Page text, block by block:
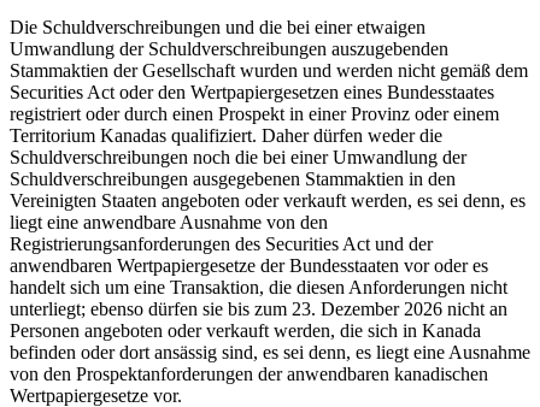
Die Schuldverschreibungen und die bei einer etwaigen
Umwandlung der Schuldverschreibungen auszugebenden
Stammaktien der Gesellschaft wurden und werden nicht gemäß dem
Securities Act oder den Wertpapiergesetzen eines Bundesstaates
registriert oder durch einen Prospekt in einer Provinz oder einem
Territorium Kanadas qualifiziert. Daher dürfen weder die
Schuldverschreibungen noch die bei einer Umwandlung der
Schuldverschreibungen ausgegebenen Stammaktien in den
Vereinigten Staaten angeboten oder verkauft werden, es sei denn, es
liegt eine anwendbare Ausnahme von den
Registrierungsanforderungen des Securities Act und der
anwendbaren Wertpapiergesetze der Bundesstaaten vor oder es
handelt sich um eine Transaktion, die diesen Anforderungen nicht
unterliegt; ebenso dürfen sie bis zum 23. Dezember 2026 nicht an
Personen angeboten oder verkauft werden, die sich in Kanada
befinden oder dort ansässig sind, es sei denn, es liegt eine Ausnahme
von den Prospektanforderungen der anwendbaren kanadischen
Wertpapiergesetze vor.